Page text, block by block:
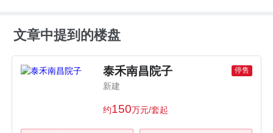
文章中提到的楼盘
泰禾南昌院子 停售
新建
约150万元/套起